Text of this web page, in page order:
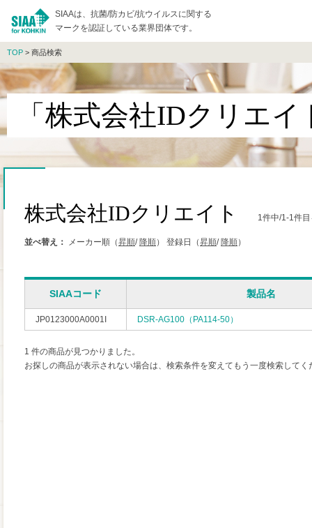
SIAAは、抗菌/防カビ/抗ウイルスに関する
マークを認証している業界団体です。
TOP > 商品検索
「株式会社IDクリエ
株式会社IDクリエイト 1件中/1-1件
並べ替え： メーカー順（昇順/ 降順） 登録日（昇順/ 降順）
SIAAコード 製品名
JP0123000A0001I DSR-AG100（PA114-50）
1 件の商品が見つかりました。
お探しの商品が表示されない場合は、検索条件を変えてもう一度検索してく